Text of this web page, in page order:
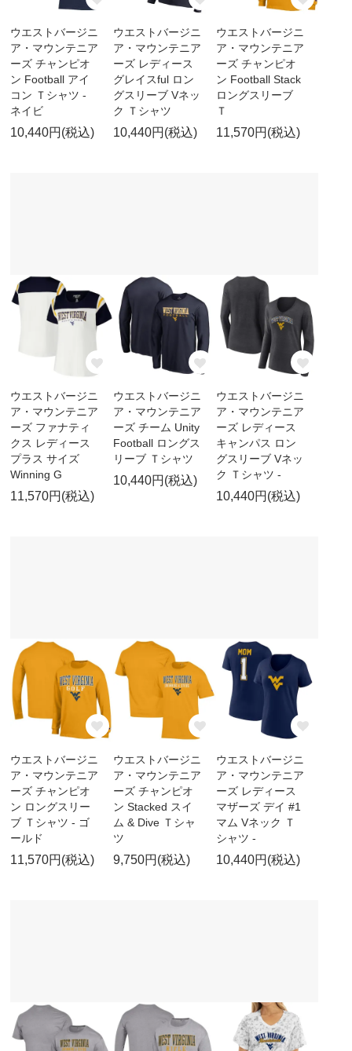
ウエストバージニ
ア・マウンテニア
ーズ チャンピオ
ン Football アイ
コン Ｔシャツ -
ネイビ
10,440円(税込)
ウエストバージニ
ア・マウンテニア
ーズ レディース
グレイスful ロン
グスリーブ Vネッ
ク Ｔシャツ
10,440円(税込)
ウエストバージニ
ア・マウンテニア
ーズ チャンピオ
ン Football Stack
ロングスリーブ
Ｔ
11,570円(税込)
ウエストバージニ
ア・マウンテニア
ーズ ファナティ
クス レディース
プラス サイズ
Winning G
11,570円(税込)
ウエストバージニ
ア・マウンテニア
ーズ チーム Unity
Football ロングス
リーブ Ｔシャツ
10,440円(税込)
ウエストバージニ
ア・マウンテニア
ーズ レディース
キャンパス ロン
グスリーブ Vネッ
ク Ｔシャツ -
10,440円(税込)
ウエストバージニ
ア・マウンテニア
ーズ チャンピオ
ン ロングスリー
ブ Ｔシャツ - ゴ
ールド
11,570円(税込)
ウエストバージニ
ア・マウンテニア
ーズ チャンピオ
ン Stacked スイ
ム & Dive Ｔシャ
ツ
9,750円(税込)
ウエストバージニ
ア・マウンテニア
ーズ レディース
マザーズ デイ #1
マム Vネック Ｔ
シャツ -
10,440円(税込)